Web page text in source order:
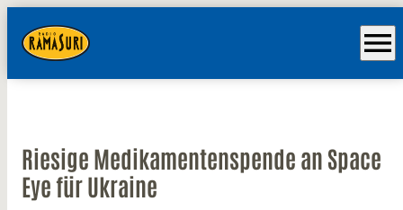
menu
Riesige Medikamentenspende an Space
Eye für Ukraine